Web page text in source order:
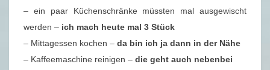
– ein paar Küchenschränke müssten mal ausgewischt
werden – ich mach heute mal 3 Stück
– Mittagessen kochen – da bin ich ja dann in der Nähe
– Kaffeemaschine reinigen – die geht auch nebenbei